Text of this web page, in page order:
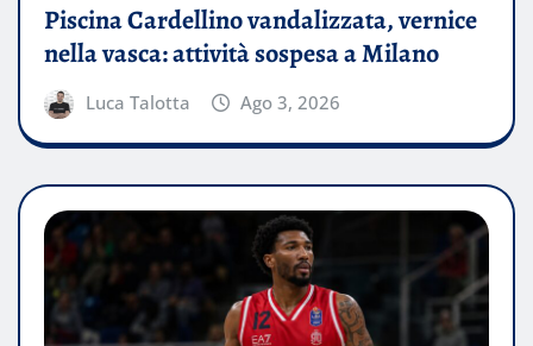
Piscina Cardellino vandalizzata, vernice
nella vasca: attività sospesa a Milano
Luca Talotta Ago 3, 2026